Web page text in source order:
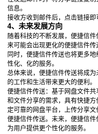
信息。
接收方收到邮件后，点击链接即
4、未来发展方向
随着科技的不断发展，便捷信
来可能会出现更化的便捷信件传
同时，便捷信件传送也将更多
性化、化的服务。
总体来说，便捷信件传送将成
的工作和生活带来更大的便利。
便捷信件传送：基于网盘文件
和文件分享的需求，具有快捷
定可靠的网盘平台，上传分享
便捷信件传送。未来，便捷信件
为用户提供更个性化的服务。